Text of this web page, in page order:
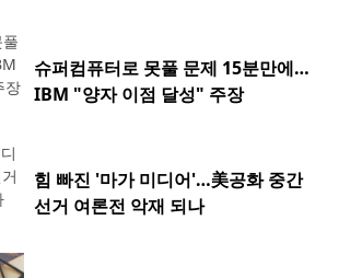
슈퍼컴퓨터로 못풀 문제 15분만에…
IBM "양자 이점 달성" 주장
힘 빠진 '마가 미디어'…美공화 중간
선거 여론전 악재 되나